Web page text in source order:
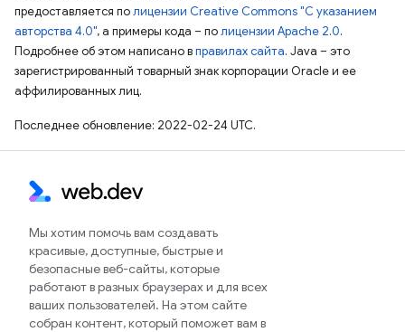
предоставляется полицензии Creative Commons "С указанием
авторства 4.0", а примеры кода – полицензии Apache 2.0.
Подробнее об этом написано вправилах сайта. Java – это
зарегистрированный товарный знак корпорации Oracle и ее
аффилированных лиц.
Последнее обновление: 2022-02-24 UTC.
Мы хотим помочь вам создавать
красивые, доступные, быстрые и
безопасные веб-сайты, которые
работают в разных браузерах и для всех
ваших пользователей. На этом сайте
собран контент, который поможет вам в